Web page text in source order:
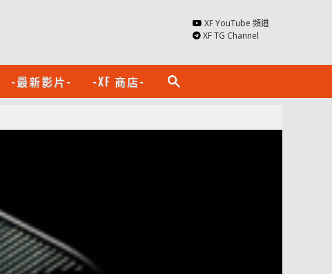
XF YouTube 頻道
XF TG Channel
-最新影片- -XF 商店- search